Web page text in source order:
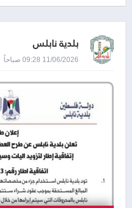
بلدية نابلس
11/06/2026 09:28 صباحاً